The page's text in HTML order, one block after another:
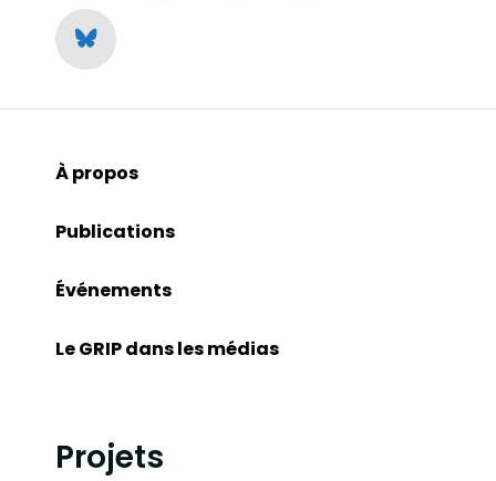
À propos
Publications
Événements
Le GRIP dans les médias
Projets